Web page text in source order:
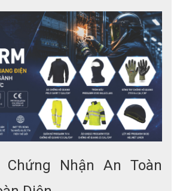
Chứng Nhận An Toàn